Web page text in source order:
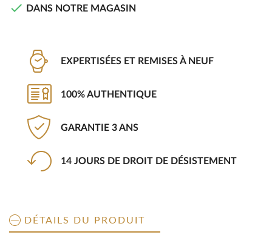
 DANS NOTRE MAGASIN
EXPERTISÉES ET REMISES À NEUF
100% AUTHENTIQUE
GARANTIE 3 ANS
14 JOURS DE DROIT DE DÉSISTEMENT
DÉTAILS DU PRODUIT